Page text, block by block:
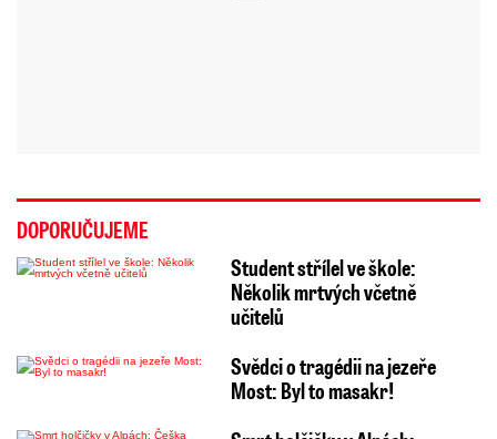
DOPORUČUJEME
Student střílel ve škole:
Několik mrtvých včetně
učitelů
Svědci o tragédii na jezeře
Most: Byl to masakr!